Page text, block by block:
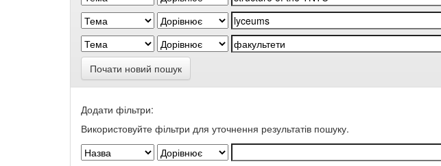
Почати новий пошук
Додати фільтри:
Використовуйте фільтри для уточнення результатів пошуку.